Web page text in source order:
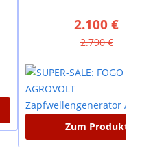
2.100 €
Zum Produkt